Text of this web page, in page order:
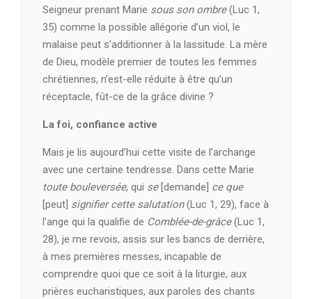
Seigneur prenant Marie sous son ombre(Luc 1,
35) comme la possible allégorie d’un viol, le
malaise peut s’additionner à la lassitude. La mère
de Dieu, modèle premier de toutes les femmes
chrétiennes, n’est-elle réduite à être qu’un
réceptacle, fût-ce de la grâce divine ?
La foi, confiance active
Mais je lis aujourd’hui cette visite de l’archange
avec une certaine tendresse. Dans cette Marie
toute bouleversée, qui se [demande] ce que
[peut] signifier cette salutation(Luc 1, 29), face à
l’ange qui la qualifie de Comblée-de-grâce(Luc 1,
28), je me revois, assis sur les bancs de derrière,
à mes premières messes, incapable de
comprendre quoi que ce soit à la liturgie, aux
prières eucharistiques, aux paroles des chants